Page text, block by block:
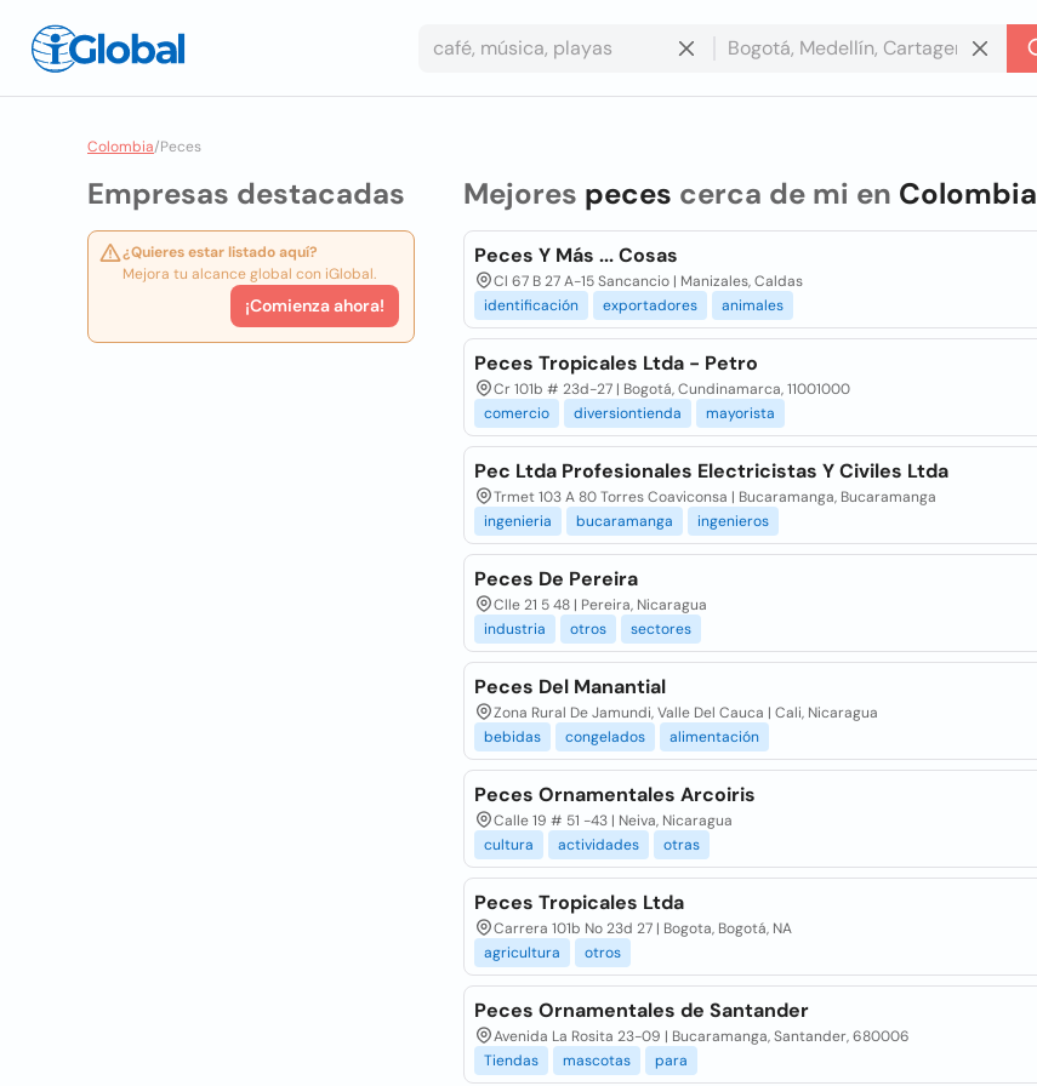
Colombia/Peces
Empresas destacadas
¿Quieres estar listado aquí?
Mejora tu alcance global con iGlobal.
¡Comienza ahora!
Mejores peces cerca de mi en Colombia
Peces Y Más ... Cosas
Cl 67 B 27 A-15 Sancancio | Manizales, Caldas
identificación
exportadores animales
Peces Tropicales Ltda - Petro
Cr 101b # 23d-27 | Bogotá, Cundinamarca, 11001000
comercio
diversiontienda mayorista
Pec Ltda Profesionales Electricistas Y Civiles Ltda
Trmet 103 A 80 Torres Coaviconsa | Bucaramanga, Bucaramanga
ingenieria
bucaramanga ingenieros
Peces De Pereira
Clle 21 5 48 | Pereira, Nicaragua
industria
otros sectores
Peces Del Manantial
Zona Rural De Jamundi, Valle Del Cauca | Cali, Nicaragua
bebidas
congelados alimentación
Peces Ornamentales Arcoiris
Calle 19 # 51 -43 | Neiva, Nicaragua
cultura
actividades otras
Peces Tropicales Ltda
Carrera 101b No 23d 27 | Bogota, Bogotá, NA
agricultura
otros
Peces Ornamentales de Santander
Avenida La Rosita 23-09 | Bucaramanga, Santander, 680006
Tiendas
mascotas para